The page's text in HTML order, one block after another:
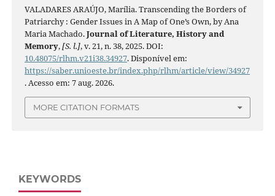
VALADARES ARAÚJO, Marília. Transcending the Borders of
Patriarchy : Gender Issues in A Map of One’s Own, by Ana
Maria Machado.Journal of Literature, History and
Memory,[S. l.], v. 21, n. 38, 2025. DOI:
10.48075/rlhm.v21i38.34927. Disponível em:
https://saber.unioeste.br/index.php/rlhm/article/view/34927
. Acesso em: 7 aug. 2026.
MORE CITATION FORMATS
KEYWORDS